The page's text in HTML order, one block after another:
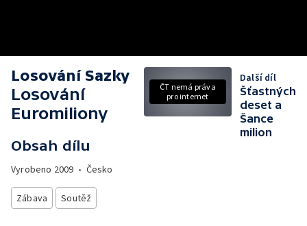
Losování Sazky
Losování
Euromiliony
Obsah dílu
Vyrobeno 2009 • Česko
Zábava Soutěž
ČT nemá práva
pro internet
Další díl
Šťastných
deset a
Šance
milion